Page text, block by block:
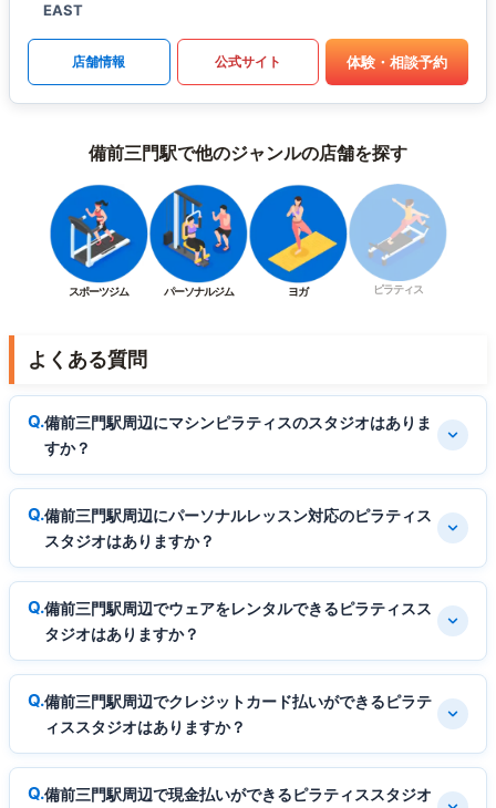
EAST
店舗情報 公式サイト 体験・相談予約
備前三門駅で他のジャンルの店舗を探す
スポーツジム パーソナルジム ヨガ ピラティス
よくある質問
備前三門駅周辺にマシンピラティスのスタジオはありま
すか？
備前三門駅周辺にパーソナルレッスン対応のピラティス
スタジオはありますか？
備前三門駅周辺でウェアをレンタルできるピラティスス
タジオはありますか？
備前三門駅周辺でクレジットカード払いができるピラテ
ィススタジオはありますか？
備前三門駅周辺で現金払いができるピラティススタジオ